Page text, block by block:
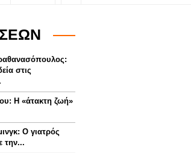
στις
Η «άτακτη ζωή»
Ο γιατρός
την...